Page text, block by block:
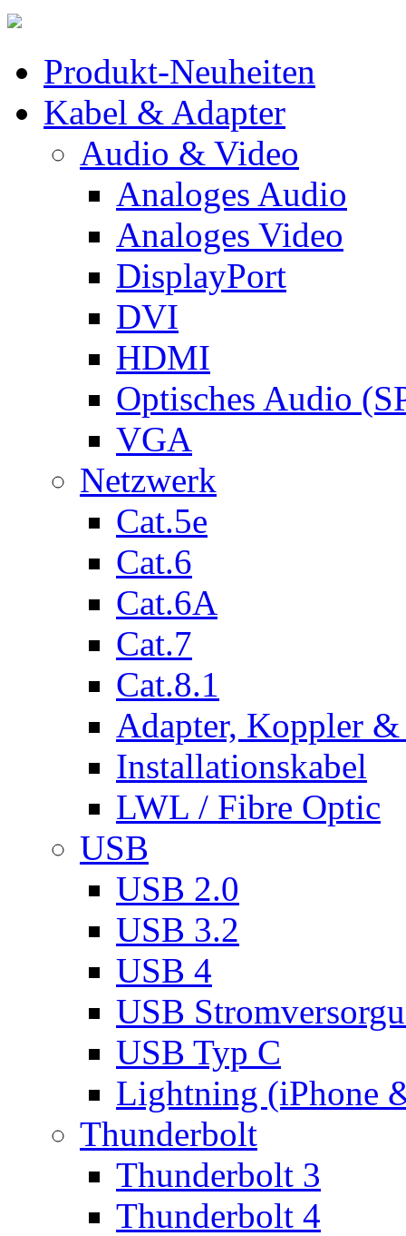
Produkt-Neuheiten
Kabel & Adapter
Audio & Video
Analoges Audio
Analoges Video
DisplayPort
DVI
HDMI
Optisches Audio
VGA
Netzwerk
Cat.5e
Cat.6
Cat.6A
Cat.7
Cat.8.1
Adapter, Koppler &
Installationskabel
LWL / Fibre Optic
USB
USB 2.0
USB 3.2
USB 4
USB
USB Typ C
Lightning (iPhone
Thunderbolt
Thunderbolt 3
Thunderbolt 4